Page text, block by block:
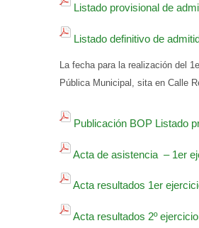
Listado provisional de
Listado definitivo de
La fecha para la realización del
Pública Municipal, sita en Calle
Publicación BOP Listado
Acta de asistencia – 1er
Acta resultados 1er
Acta resultados 2º